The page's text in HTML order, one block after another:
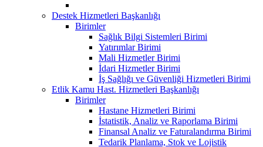
Destek Hizmetleri Başkanlığı
Birimler
Sağlık Bilgi Sistemleri Birimi
Yatırımlar Birimi
Mali Hizmetler Birimi
İdari Hizmetler Birimi
İş Sağlığı ve Güvenliği Hizmetleri Birimi
Etlik Kamu Hast. Hizmetleri Başkanlığı
Birimler
Hastane Hizmetleri Birimi
İstatistik, Analiz ve Raporlama Birimi
Finansal Analiz ve Faturalandırma Birimi
Tedarik Planlama, Stok ve Lojistik